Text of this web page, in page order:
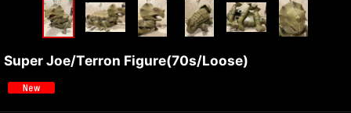
Super Joe/Terron Figure(70s/Loose)